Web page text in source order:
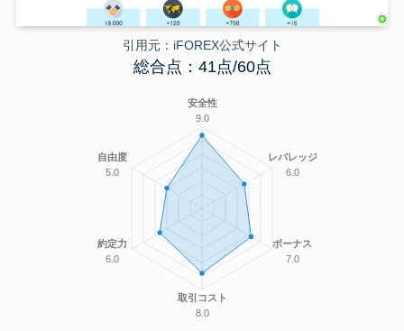
引用元：iFOREX公式サイト
総合点：41点/60点
安全性
9.0
レバレッジ
6.0
ボーナス
7.0
取引コスト
8.0
約定力
6.0
自由度
5.0